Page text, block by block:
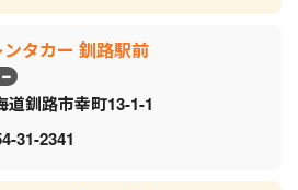
ンタカー 釧路駅前
道釧路市幸町13-1-1
31-2341